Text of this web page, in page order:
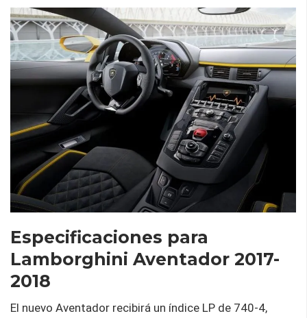
Especificaciones para
Lamborghini Aventador 2017-
2018
El nuevo Aventador recibirá un índice LP de 740-4,